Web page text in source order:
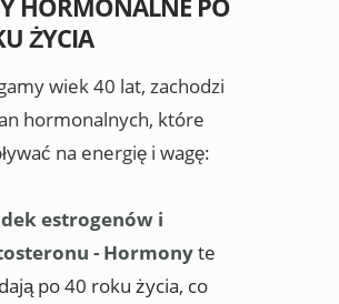
ŻYCIA
wiek 40 lat, zachodzi
hormonalnych, które
na energię i wagę:
estrogenów i
- Hormonyte
po 40 roku życia, co